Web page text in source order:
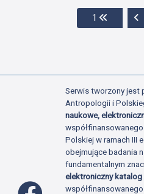
1 Przejdź
Profil Facebook
Serwis tworzony jest
Antropologii i
naukowe,
Polskiej w ramach III
obejmujące badania
fundamentalnym
elektroniczny